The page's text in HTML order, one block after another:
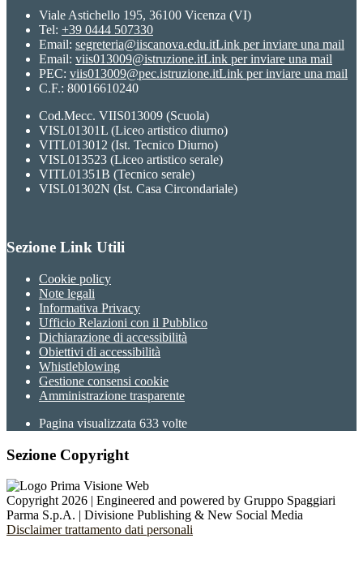
Viale Astichello 195, 36100 Vicenza (VI)
Tel: +39 0444 507330
Email: segreteria@iiscanova.edu.itLink per inviare una mail
Email: viis013009@istruzione.itLink per inviare una mail
PEC: viis013009@pec.istruzione.itLink per inviare una mail
C.F.: 80016610240
Cod.Mecc. VIIS013009 (Scuola)
VISL01301L (Liceo artistico diurno)
VITL013012 (Ist. Tecnico Diurno)
VISL013523 (Liceo artistico serale)
VITL01351B (Tecnico serale)
VISL01302N (Ist. Casa Circondariale)
Sezione Link Utili
Cookie policy
Note legali
Informativa Privacy
Ufficio Relazioni con il Pubblico
Dichiarazione di accessibilità
Obiettivi di accessibilità
Whistleblowing
Gestione consensi cookie
Amministrazione trasparente
Pagina visualizzata 633 volte
Sezione Copyright
Copyright 2026 | Engineered and powered by Gruppo Spaggiari
Parma S.p.A. | Divisione Publishing & New Social Media
Disclaimer trattamento dati personali